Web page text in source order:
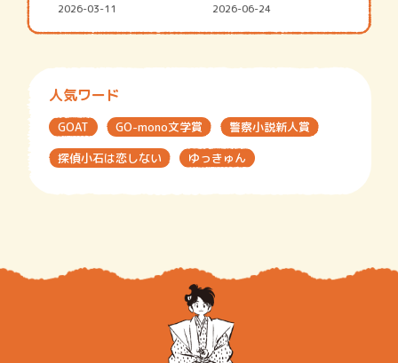
2026-03-11 2026-06-24
人気ワード
GOAT GO-mono文学賞
警察小説新人賞
探偵小石は恋しない
ゆっきゅん